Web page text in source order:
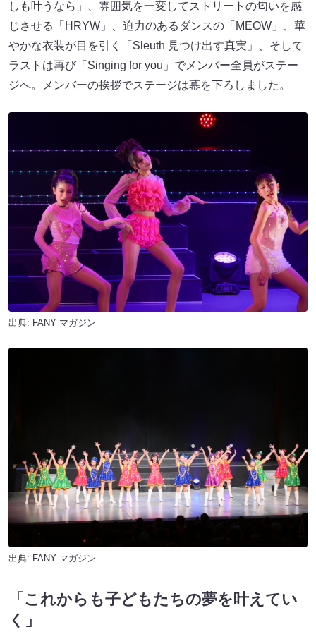
しも叶うなら」、雰囲気を一変してストリートの匂いを感
じさせる「HRYW」、迫力のあるダンスの「MEOW」、華
やかな衣装が目を引く「Sleuth 見つけ出す真実」、そして
ラストは再び「Singing for you」でメンバー全員がステー
ジへ。メンバーの挨拶でステージは幕を下ろしました。
出典: FANY マガジン
出典: FANY マガジン
「これからも子どもたちの夢を叶えてい
く」